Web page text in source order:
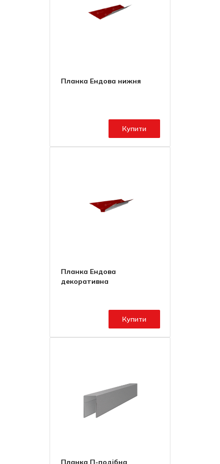
Планка Ендова нижня
Купити
Планка Ендова
декоративна
Купити
Планка П-подібна